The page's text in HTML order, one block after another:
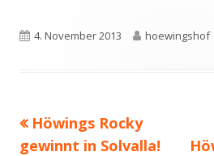
Veröffentlicht
4. November 2013 Autor
hoewingshof
Beitragsnavigation
Vorheriger
Beitrag:
Höwings Rocky
gewinnt in Solvalla!